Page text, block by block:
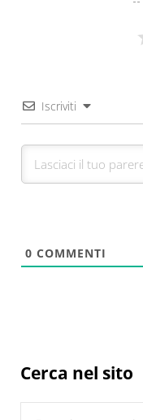
Iscriviti
0 COMMENTI
Sidebar
Cerca nel sito